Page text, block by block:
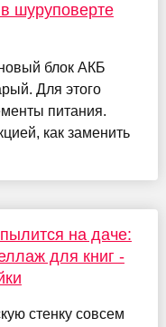
шуруповерте
блок АКБ
Для этого
питания.
как заменить
на даче:
для книг -
стенку совсем